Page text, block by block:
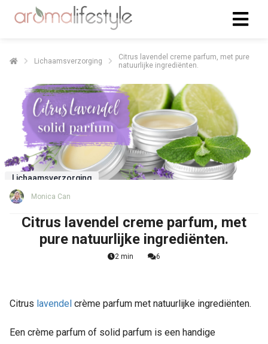
Lichaamsverzorging
Citrus lavendel creme parfum, met pure
natuurlijke ingrediënten.
Lichaamsverzorging
Monica Can
Citrus lavendel creme parfum, met
pure natuurlijke ingrediënten.
2 min 6
Citrus lavendel crème parfum met natuurlijke ingrediënten.
Een crème parfum of solid parfum is een handige